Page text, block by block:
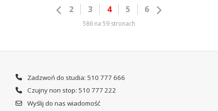
2 3 4 5 6
586 na 59 stronach
Zadzwoń do studia: 510 777 666
Czujny non stop: 510 777 222
Wyślij do nas wiadomość